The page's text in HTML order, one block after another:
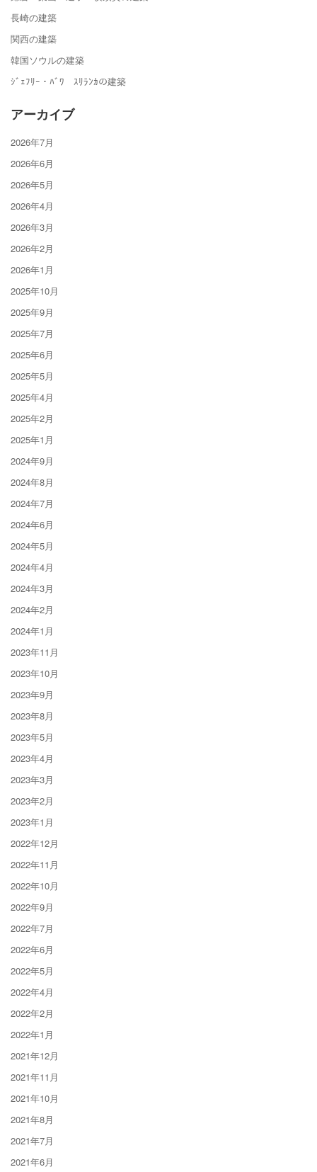
長崎の建築
関西の建築
韓国ソウルの建築
ｼﾞｪﾌﾘｰ・ﾊﾞﾜ ｽﾘﾗﾝｶの建築
アーカイブ
2026年7月
2026年6月
2026年5月
2026年4月
2026年3月
2026年2月
2026年1月
2025年10月
2025年9月
2025年7月
2025年6月
2025年5月
2025年4月
2025年2月
2025年1月
2024年9月
2024年8月
2024年7月
2024年6月
2024年5月
2024年4月
2024年3月
2024年2月
2024年1月
2023年11月
2023年10月
2023年9月
2023年8月
2023年5月
2023年4月
2023年3月
2023年2月
2023年1月
2022年12月
2022年11月
2022年10月
2022年9月
2022年7月
2022年6月
2022年5月
2022年4月
2022年2月
2022年1月
2021年12月
2021年11月
2021年10月
2021年8月
2021年7月
2021年6月